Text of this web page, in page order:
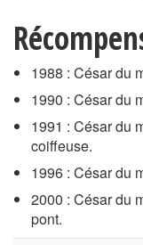
1988 : César du
1990 : César du
1991 : César du
coiffeuse.
1996 : César du
2000 : César du
pont.